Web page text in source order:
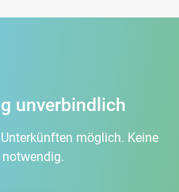
unverbindlich
möglich. Keine